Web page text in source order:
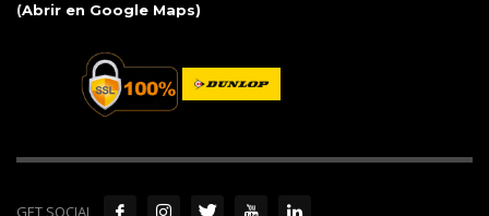
(Abrir en Google Maps)
GET SOCIAL